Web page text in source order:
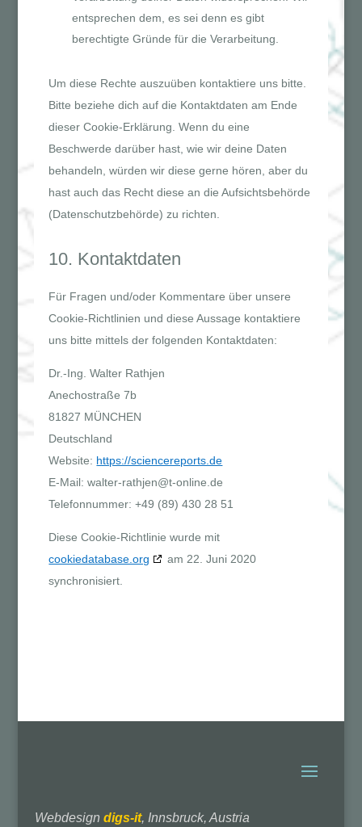
entsprechen dem, es sei denn es gibt
berechtigte Gründe für die Verarbeitung.
Um diese Rechte auszuüben kontaktiere uns bitte.
Bitte beziehe dich auf die Kontaktdaten am Ende
dieser Cookie-Erklärung. Wenn du eine
Beschwerde darüber hast, wie wir deine Daten
behandeln, würden wir diese gerne hören, aber du
hast auch das Recht diese an die Aufsichtsbehörde
(Datenschutzbehörde) zu richten.
10. Kontaktdaten
Für Fragen und/oder Kommentare über unsere
Cookie-Richtlinien und diese Aussage kontaktiere
uns bitte mittels der folgenden Kontaktdaten:
Dr.-Ing. Walter Rathjen
Anechostraße 7b
81827 MÜNCHEN
Deutschland
Website: https://sciencereports.de
E-Mail:walter-rathjen@t-online.de
Telefonnummer: +49 (89) 430 28 51
Diese Cookie-Richtlinie wurde mit
cookiedatabase.org
am 22. Juni 2020
synchronisiert.
Webdesign digs-it, Innsbruck, Austria